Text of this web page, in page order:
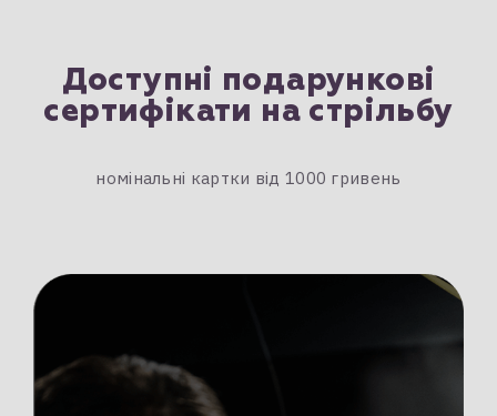
Доступні подарункові
сертифікати на стрільбу
номінальні картки від 1000 гривень